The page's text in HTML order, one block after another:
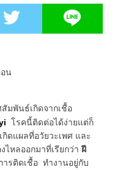
มพันธ์เกิดจากเชื้อ
โรคนี้ติดต่อได้ง่ายแต่ก็
ดแผลที่อวัยวะเพศ และ
ไหลออกมาที่เรียกว่าฝี
ารติดเชื้อ ทำงานอยู่กับ